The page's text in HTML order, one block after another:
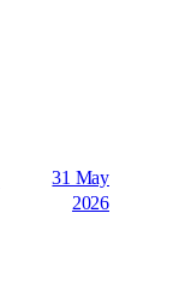
31 May
2026